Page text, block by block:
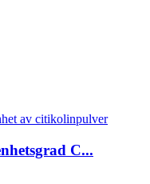
C...